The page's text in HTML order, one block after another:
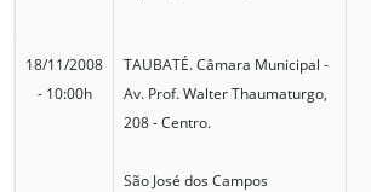
18/11/2008
- 10:00h
TAUBATÉ. Câmara Municipal -
Av. Prof. Walter Thaumaturgo,
208 - Centro.
São José dos Campos